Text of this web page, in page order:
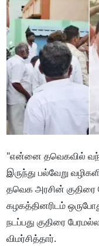
"என்னை தவெகவில்
இருந்து பல்வேறு
தவெக அரசின் குதிரை
கழகத்தினரிடம்
நடப்பது குதிரை
விமர்சித்தார்.